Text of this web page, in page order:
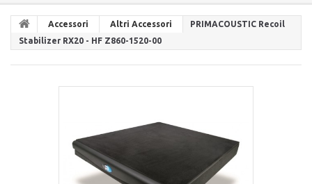
Accessori Altri Accessori
PRIMACOUSTIC Recoil
Stabilizer RX20 - HF Z860-1520-00